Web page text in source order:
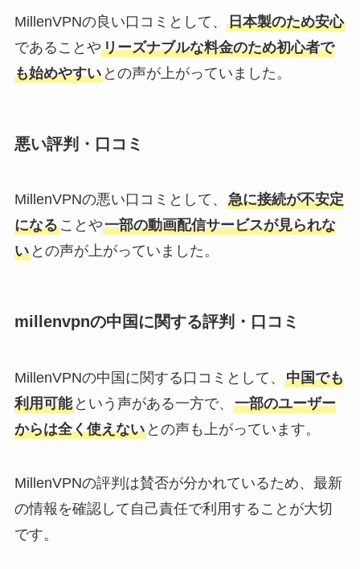
MillenVPNの良い口コミとして、 日本製のため安心
であることやリーズナブルな料金のため初心者で
も始めやすいとの声が上がっていました。
悪い評判・口コミ
MillenVPNの悪い口コミとして、 急に接続が不安定
になることや一部の動画配信サービスが見られな
いとの声が上がっていました。
millenvpnの中国に関する評判・口コミ
MillenVPNの中国に関する口コミとして、 中国でも
利用可能という声がある一方で、 一部のユーザー
からは全く使えないとの声も上がっています。
MillenVPNの評判は賛否が分かれているため、最新
の情報を確認して自己責任で利用することが大切
です。